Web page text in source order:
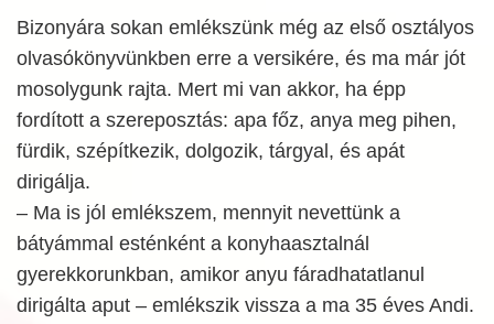
Bizonyára sokan emlékszünk még az első osztályos
olvasókönyvünkben erre a versikére, és ma már jót
mosolygunk rajta. Mert mi van akkor, ha épp
fordított a szereposztás: apa főz, anya meg pihen,
fürdik, szépítkezik, dolgozik, tárgyal, és apát
dirigálja.
– Ma is jól emlékszem, mennyit nevettünk a
bátyámmal esténként a konyhaasztalnál
gyerekkorunkban, amikor anyu fáradhatatlanul
dirigálta aput – emlékszik vissza a ma 35 éves Andi.